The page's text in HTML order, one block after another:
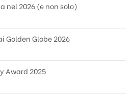
nel 2026 (e non solo)
Golden Globe 2026
Award 2025